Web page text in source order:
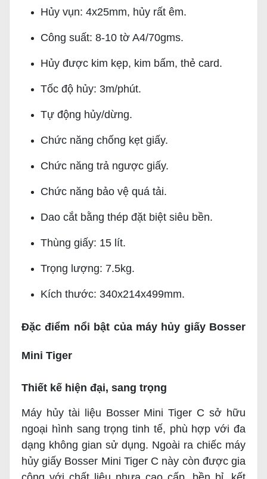
Hủy vụn: 4x25mm, hủy rất êm.
Công suất: 8-10 tờ A4/70gms.
Hủy được kim kẹp, kim bấm, thẻ card.
Tốc độ hủy: 3m/phút.
Tự động hủy/dừng.
Chức năng chống kẹt giấy.
Chức năng trả ngược giấy.
Chức năng bảo vệ quá tải.
Dao cắt bằng thép đặt biệt siêu bền.
Thùng giấy: 15 lít.
Trọng lượng: 7.5kg.
Kích thước: 340x214x499mm.
Đặc điểm nổi bật của máy hủy giấy Bosser
Mini Tiger
Thiết kế hiện đại, sang trọng
Máy hủy tài liệu Bosser Mini Tiger C sở hữu
ngoại hình sang trọng tinh tế, phù hợp với đa
dạng không gian sử dụng. Ngoài ra chiếc máy
hủy giấy Bosser Mini Tiger C này còn được gia